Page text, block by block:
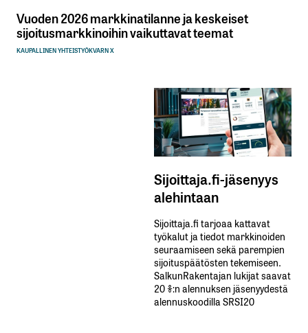
Vuoden 2026 markkinatilanne ja keskeiset
sijoitusmarkkinoihin vaikuttavat teemat
KAUPALLINEN YHTEISTYÖKVARN X
Sijoittaja.fi-jäsenyys
alehintaan
Sijoittaja.fi tarjoaa kattavat
työkalut ja tiedot markkinoiden
seuraamiseen sekä parempien
sijoituspäätösten tekemiseen.
SalkunRakentajan lukijat saavat
20 %:n alennuksen jäsenyydestä
alennuskoodilla SRSI20